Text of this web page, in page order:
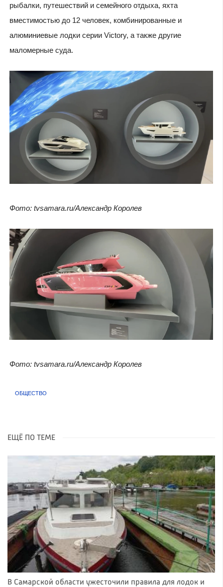
рыбалки, путешествий и семейного отдыха, яхта
вместимостью до 12 человек, комбинированные и
алюминиевые лодки серии Victory, а также другие
маломерные суда.
Фото: tvsamara.ru/Александр Королев
Фото: tvsamara.ru/Александр Королев
ОБЩЕСТВО
ЕЩЁ ПО ТЕМЕ
В Самарской области ужесточили правила для лодок и